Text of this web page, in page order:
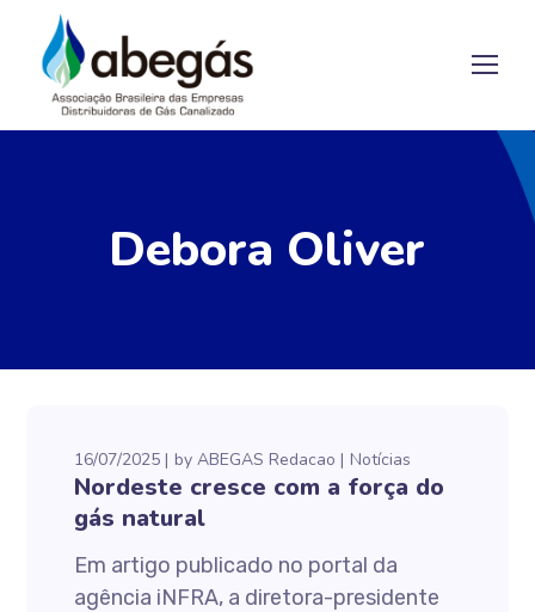
Debora Oliver
16/07/2025 byABEGAS Redacao Notícias
Nordeste cresce com a força do
gás natural
Em artigo publicado no portal da
agência iNFRA, a diretora-presidente